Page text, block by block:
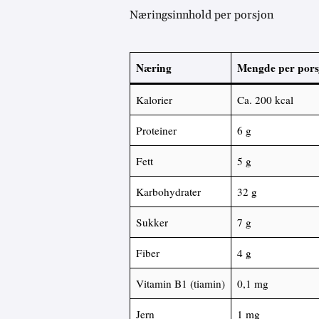
Næringsinnhold per porsjon
Næring Mengde per
Kalorier Ca. 200 kcal
Proteiner 6 g
Fett 5 g
Karbohydrater 32 g
Sukker 7 g
Fiber 4 g
Vitamin B1 (tiamin) 0,1 mg
Jern 1 mg